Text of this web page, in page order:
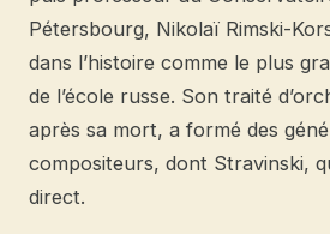
Pétersbourg, Nikolaï Rimski-
dans l’histoire comme le plus
de l’école russe. Son traité
après sa mort, a formé des
compositeurs, dont Stravinski,
direct.